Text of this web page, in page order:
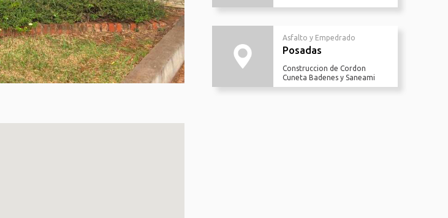
Asfalto y Empedrado
Posadas
Construccion de Cordon
Cuneta Badenes y Saneami